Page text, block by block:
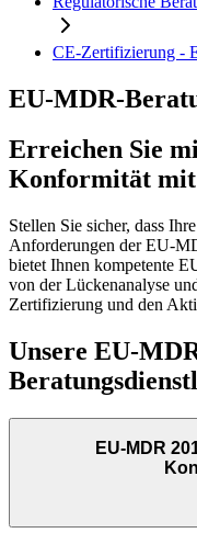
CE-Zertifizierung -
EU-MDR-
Erreichen Sie
Konformität mit
Stellen Sie sicher, dass
Anforderungen der EU-
bietet Ihnen kompetente
von der Lückenanalyse
Zertifizierung und den
Unsere EU-
EU-MDR